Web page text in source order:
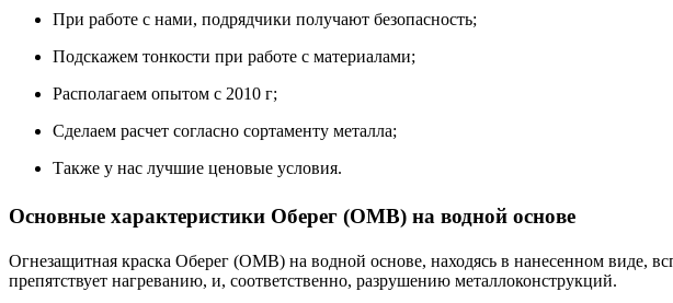
При работе с нами, подрядчики получают безопасность;
Подскажем тонкости при работе с материалами;
Располагаем опытом с 2010 г;
Сделаем расчет согласно сортаменту металла;
Также у нас лучшие ценовые условия.
Основные характеристики Оберег (ОМВ) на водной основе
Огнезащитная краска Оберег (ОМВ) на водной основе, находясь в нанесенном виде,
препятствует нагреванию, и, соответственно, разрушению металлоконструкций.